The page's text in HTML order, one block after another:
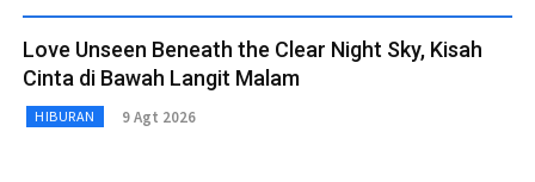
Love Unseen Beneath the Clear Night Sky, Kisah
Cinta di Bawah Langit Malam
HIBURAN 9 Agt 2026